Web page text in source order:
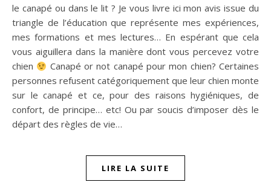
le canapé ou dans le lit ? Je vous livre ici mon avis issue du
triangle de l’éducation que représente mes expériences,
mes formations et mes lectures… En espérant que cela
vous aiguillera dans la manière dont vous percevez votre
chien
Canapé or not canapé pour mon chien? Certaines
personnes refusent catégoriquement que leur chien monte
sur le canapé et ce, pour des raisons hygiéniques, de
confort, de principe… etc! Ou par soucis d’imposer dès le
départ des règles de vie…
LIRE LA SUITE